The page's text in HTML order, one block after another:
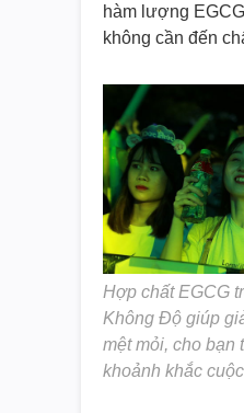
hàm lượng
không cần đến
Hợp chất EGCG
Không Độ giúp
mệt mỏi, cho bạn
khoảnh khắc